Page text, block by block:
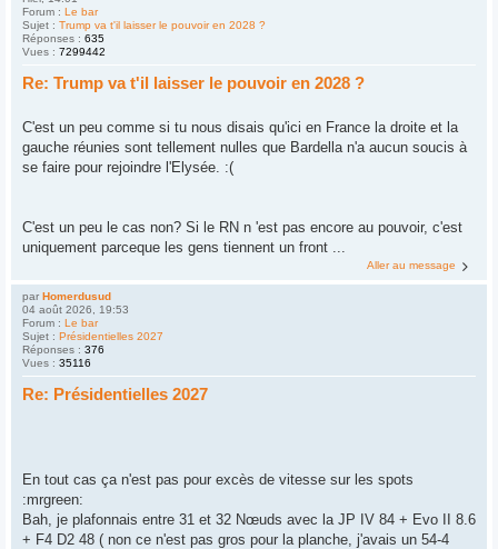
Forum : Le bar
Sujet : Trump va t'il laisser le pouvoir en 2028 ?
Réponses : 635
Vues : 7299442
Re: Trump va t'il laisser le pouvoir en 2028 ?
C'est un peu comme si tu nous disais qu'ici en France la droite et la
gauche réunies sont tellement nulles que Bardella n'a aucun soucis à
se faire pour rejoindre l'Elysée. :(
C'est un peu le cas non? Si le RN n 'est pas encore au pouvoir, c'est
uniquement parceque les gens tiennent un front ...
Aller au message
par Homerdusud
04 août 2026, 19:53
Forum : Le bar
Sujet : Présidentielles 2027
Réponses : 376
Vues : 35116
Re: Présidentielles 2027
En tout cas ça n'est pas pour excès de vitesse sur les spots
:mrgreen:
Bah, je plafonnais entre 31 et 32 Nœuds avec la JP IV 84 + Evo II 8.6
+ F4 D2 48 ( non ce n'est pas gros pour la planche, j'avais un 54-4